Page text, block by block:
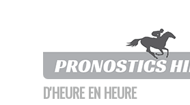
D'HEURE EN HEURE